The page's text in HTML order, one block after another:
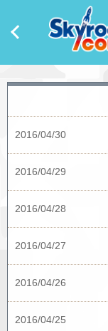
2016/04/30
2016/04/29
2016/04/28
2016/04/27
2016/04/26
2016/04/25